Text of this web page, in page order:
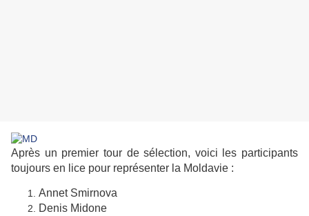
Après un premier tour de sélection, voici les participants
toujours en lice pour représenter la Moldavie :
Annet Smirnova
Denis Midone